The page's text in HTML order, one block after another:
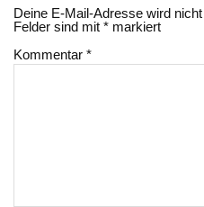
Deine E-Mail-Adresse wird
Felder sind mit* markiert
Kommentar*